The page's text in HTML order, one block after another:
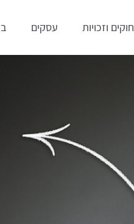
חוקים וזכויות עסקים